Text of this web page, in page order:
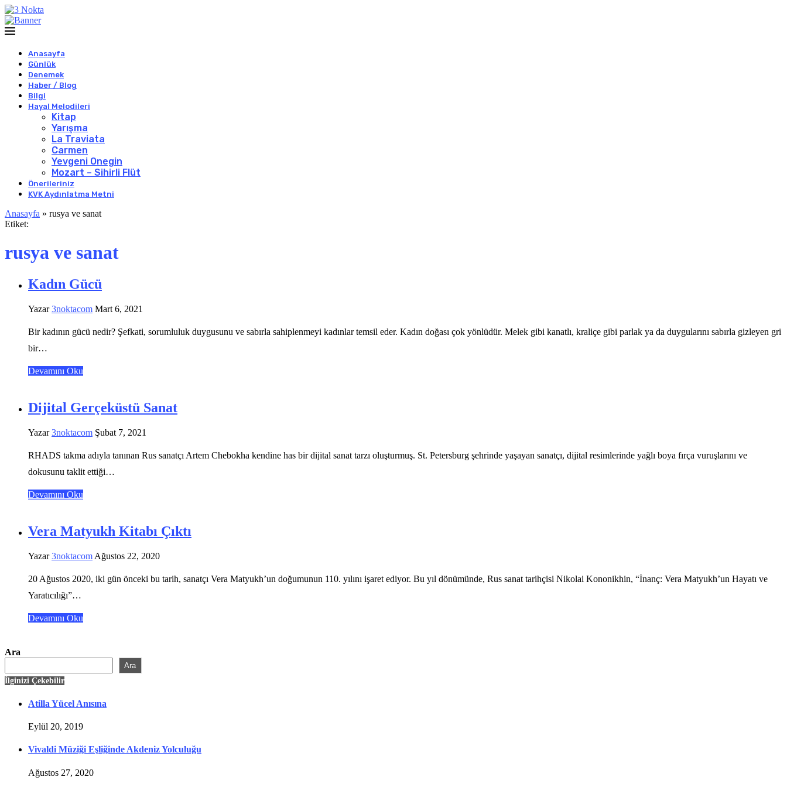
Anasayfa
Günlük
Denemek
Haber / Blog
Bilgi
Hayal Melodileri
Kitap
Yarışma
La Traviata
Carmen
Yevgeni Onegin
Mozart – Sihirli Flüt
Önerileriniz
KVK Aydınlatma Metni
Anasayfa » rusya ve sanat
Etiket:
rusya ve sanat
Kadın Gücü
Yazar3noktacom Mart 6, 2021
Bir kadının gücü nedir? Şefkati, sorumluluk duygusunu ve sabırla sahiplenmeyi kadınlar temsil eder. Kadın doğası çok yönlüdür. Melek gibi kanatlı, kraliçe gibi parlak ya da duygularını sabırla gizleyen gri
bir…
Devamını Oku
Dijital Gerçeküstü Sanat
Yazar3noktacom Şubat 7, 2021
RHADS takma adıyla tanınan Rus sanatçı Artem Chebokha kendine has bir dijital sanat tarzı oluşturmuş. St. Petersburg şehrinde yaşayan sanatçı, dijital resimlerinde yağlı boya fırça vuruşlarını ve
dokusunu taklit ettiği…
Devamını Oku
Vera Matyukh Kitabı Çıktı
Yazar3noktacom Ağustos 22, 2020
20 Ağustos 2020, iki gün önceki bu tarih, sanatçı Vera Matyukh’un doğumunun 110. yılını işaret ediyor. Bu yıl dönümünde, Rus sanat tarihçisi Nikolai Kononikhin, “İnanç: Vera Matyukh’un Hayatı ve
Yaratıcılığı”…
Devamını Oku
Ara
Ara
İlginizi Çekebilir
Atilla Yücel Anısına
Eylül 20, 2019
Vivaldi Müziği Eşliğinde Akdeniz Yolculuğu
Ağustos 27, 2020